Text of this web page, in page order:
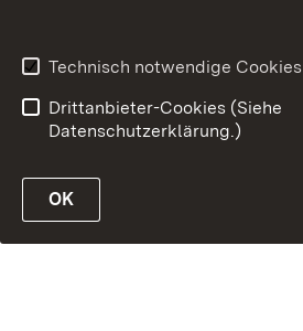
Technisch notwendige Cookies
Drittanbieter-Cookies (Siehe
Datenschutzerklärung.)
OK